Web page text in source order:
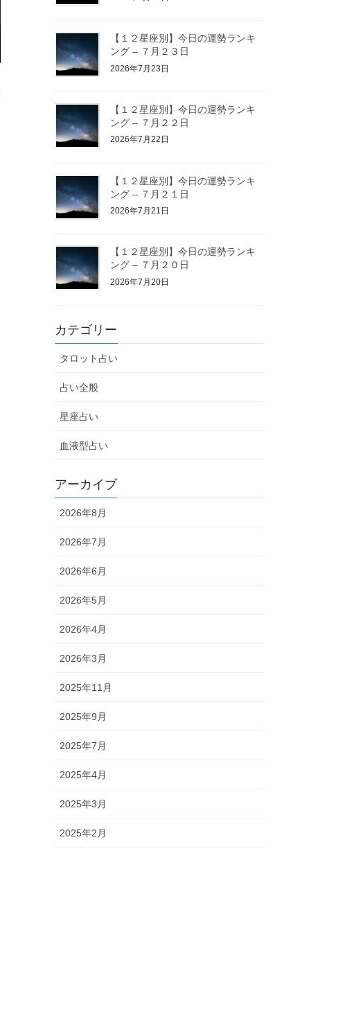
【１２星座別】今日の運勢ランキ
ング – ７月２３日
2026年7月23日
【１２星座別】今日の運勢ランキ
ング – ７月２２日
2026年7月22日
【１２星座別】今日の運勢ランキ
ング – ７月２１日
2026年7月21日
【１２星座別】今日の運勢ランキ
ング – ７月２０日
2026年7月20日
カテゴリー
タロット占い
占い全般
星座占い
血液型占い
アーカイブ
2026年8月
2026年7月
2026年6月
2026年5月
2026年4月
2026年3月
2025年11月
2025年9月
2025年7月
2025年4月
2025年3月
2025年2月